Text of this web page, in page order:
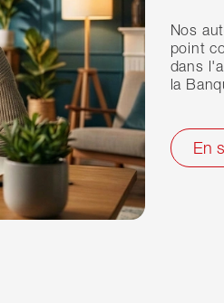
Nos
point
dans
la
En